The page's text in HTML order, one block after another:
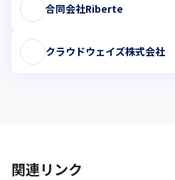
合同会社Riberte
クラウドウェイズ株式会社
関連リンク